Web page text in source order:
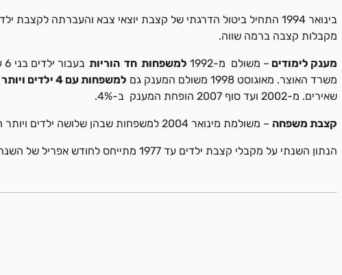
מקבלות קצבה ברמה שווה.
מענק לימודים – משולם מ-1992 למשפחות חד הוריות
משרד האוצר. מאוגוסט 1998 משולם המענק גם
למשפחות עם 4 ילדים ויותר
שאירים. מ-2002 ועד סוף 2007 הופחת המענק ב-4%.
קצבת משפחה – משולמת מינואר 2004 למשפחות שבהן שלושה ילדים ויותר המקבלות גמלה להבטחת הכנסה או תשלום מזונות מהמוסד, בעבור הילדים השלישי והרביעי.
הנתון השנתי על מקבלי קצבת ילדים עד 1977 מתייחס לחודש אפריל של השנה המצוינת וממועד זה ואילך נתון זה הוא הממוצע החודשי של השנה המצוינת.